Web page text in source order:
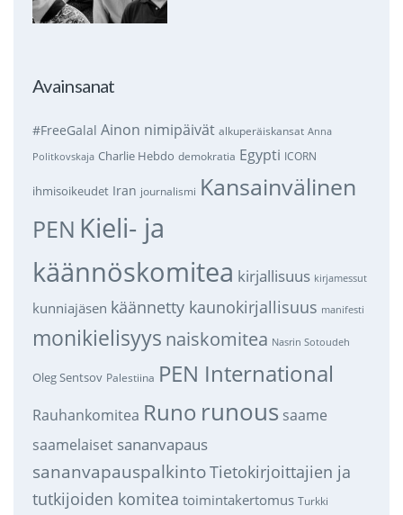
Avainsanat
#FreeGalal Ainon nimipäivät alkuperäiskansat Anna
Politkovskaja Charlie Hebdo demokratia Egypti ICORN
ihmisoikeudet Iran journalismi Kansainvälinen
PEN Kieli- ja
käännöskomitea kirjallisuus kirjamessut
kunniajäsen käännetty kaunokirjallisuus manifesti
monikielisyys naiskomitea Nasrin Sotoudeh
Oleg Sentsov Palestiina PEN International
Rauhankomitea Runo runous saame
saamelaiset sananvapaus
sananvapauspalkintoTietokirjoittajien ja
tutkijoiden komitea toimintakertomus Turkki